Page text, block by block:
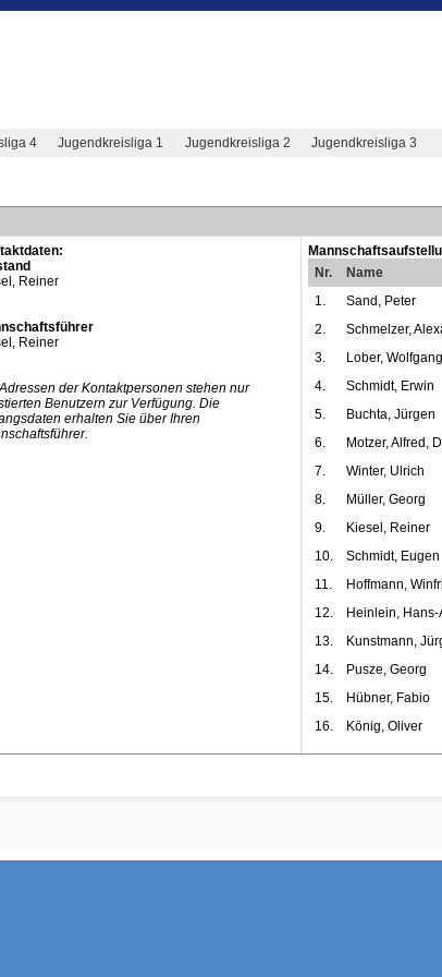
4 Jugendkreisliga 1 Jugendkreisliga 2 Jugendkreisliga 3
Reiner
Reiner
der Kontaktpersonen stehen nur
Benutzern zur Verfügung. Die
erhalten Sie über Ihren
Nr.
Name
1.
Sand, Peter
2.
Schmelzer,
3.
Lober, Wolfgang
4.
Schmidt, Erwin
5.
Buchta, Jürgen
6.
Motzer, Alfred,
7.
Winter, Ulrich
8.
Müller, Georg
9.
Kiesel, Reiner
10.
Schmidt, Eugen
11.
Hoffmann,
12.
Heinlein, Hans-
13.
Kunstmann,
14.
Pusze, Georg
15.
Hübner, Fabio
16.
König, Oliver